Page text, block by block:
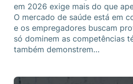
em 2026 exige mais do que
O mercado de saúde está em
e os empregadores buscam
só dominem as competências
também demonstrem…